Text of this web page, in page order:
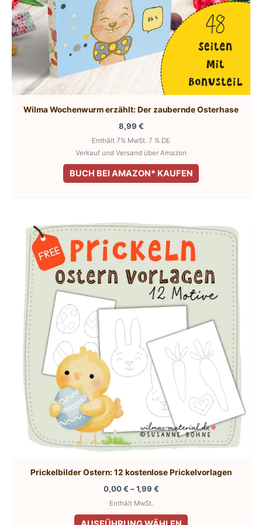
Wilma Wochenwurm erzählt: Der zaubernde Osterhase
8,99 €
Enthält 7% MwSt. 7 % DE
Verkauf und Versand über Amazon
BUCH BEI AMAZON* KAUFEN
Prickelbilder Ostern: 12 kostenlose Prickelvorlagen
0,00€ –1,99 €Preisspanne:
Enthält MwSt.
Dieses